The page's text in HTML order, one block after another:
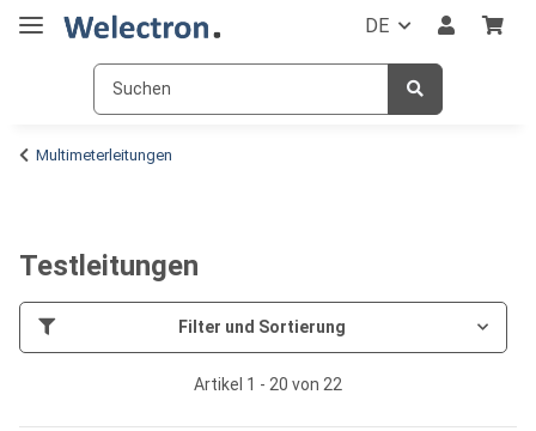
DE
Multimeterleitungen
Testleitungen
Filter und Sortierung
Artikel 1 - 20 von 22